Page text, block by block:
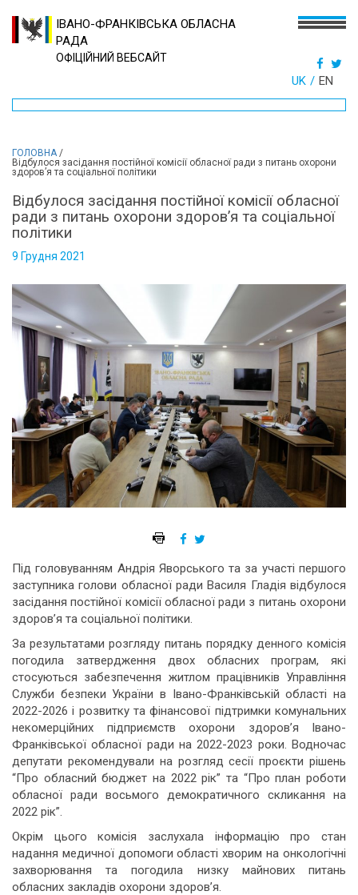
ІВАНО-ФРАНКІВСЬКА ОБЛАСНА
РАДА
ОФІЦІЙНИЙ ВЕБСАЙТ
UK EN
ГОЛОВНА/
Відбулося засідання постійної комісії обласної ради з питань охорони
здоров’я та соціальної політики
Відбулося засідання постійної комісії обласної
ради з питань охорони здоров’я та соціальної
політики
9 Грудня 2021
Під головуванням Андрія Яворського та за участі першого
заступника голови обласної ради Василя Гладія відбулося
засідання постійної комісії обласної ради з питань охорони
здоров’я та соціальної політики.
За результатами розгляду питань порядку денного комісія
погодила затвердження двох обласних програм, які
стосуються забезпечення житлом працівників Управління
Служби безпеки України в Івано-Франківській області на
2022-2026 і розвитку та фінансової підтримки комунальних
некомерційних підприємств охорони здоров’я Івано-
Франківської обласної ради на 2022-2023 роки. Водночас
депутати рекомендували на розгляд сесії проєкти рішень
“Про обласний бюджет на 2022 рік” та “Про план роботи
обласної ради восьмого демократичного скликання на
2022 рік”.
Окрім цього комісія заслухала інформацію про стан
надання медичної допомоги області хворим на онкологічні
захворювання та погодила низку майнових питань
обласних закладів охорони здоров’я.